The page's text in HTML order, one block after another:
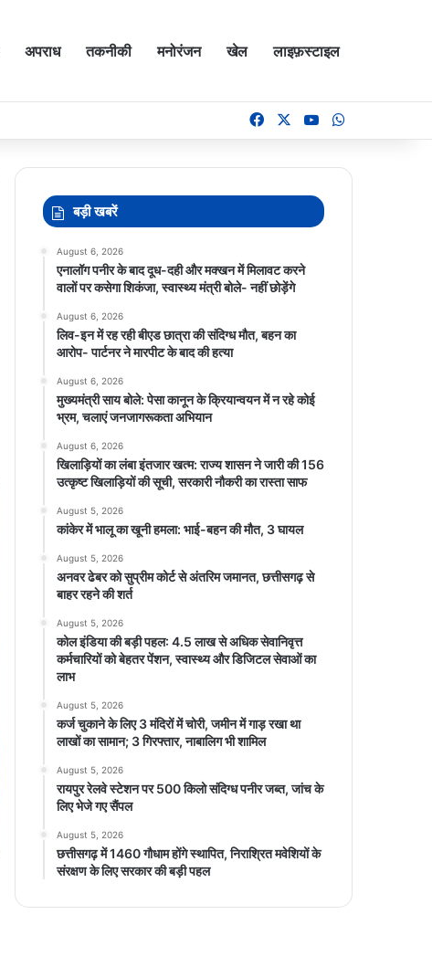
अपराध तकनीकी मनोरंजन खेल लाइफ़स्टाइल
FacebookYouTube
बड़ी खबरें
August 6, 2026
एनालॉग पनीर के बाद दूध-दही और मक्खन में मिलावट करने
वालों पर कसेगा शिकंजा, स्वास्थ्य मंत्री बोले- नहीं छोड़ेंगे
August 6, 2026
लिव-इन में रह रही बीएड छात्रा की संदिग्ध मौत, बहन का
आरोप- पार्टनर ने मारपीट के बाद की हत्या
August 6, 2026
मुख्यमंत्री साय बोले: पेसा कानून के क्रियान्वयन में न रहे कोई
भ्रम, चलाएं जनजागरूकता अभियान
August 6, 2026
खिलाड़ियों का लंबा इंतजार खत्म: राज्य शासन ने जारी की 156
उत्कृष्ट खिलाड़ियों की सूची, सरकारी नौकरी का रास्ता साफ
August 5, 2026
कांकेर में भालू का खूनी हमला: भाई-बहन की मौत, 3 घायल
August 5, 2026
अनवर ढेबर को सुप्रीम कोर्ट से अंतरिम जमानत, छत्तीसगढ़ से
बाहर रहने की शर्त
August 5, 2026
कोल इंडिया की बड़ी पहल: 4.5 लाख से अधिक सेवानिवृत्त
कर्मचारियों को बेहतर पेंशन, स्वास्थ्य और डिजिटल सेवाओं का
लाभ
August 5, 2026
कर्ज चुकाने के लिए 3 मंदिरों में चोरी, जमीन में गाड़ रखा था
लाखों का सामान; 3 गिरफ्तार, नाबालिग भी शामिल
August 5, 2026
रायपुर रेलवे स्टेशन पर 500 किलो संदिग्ध पनीर जब्त, जांच के
लिए भेजे गए सैंपल
August 5, 2026
छत्तीसगढ़ में 1460 गौधाम होंगे स्थापित, निराश्रित मवेशियों के
संरक्षण के लिए सरकार की बड़ी पहल